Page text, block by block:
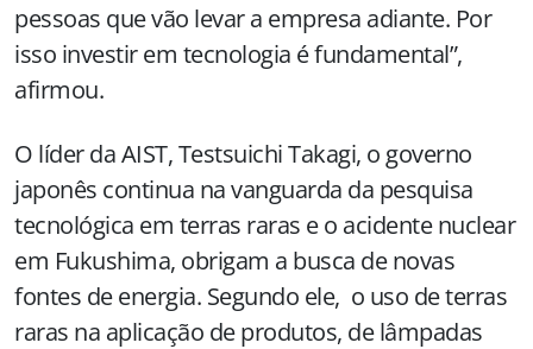
pessoas que vão levar a empresa adiante. Por
isso investir em tecnologia é fundamental”,
afirmou.
O líder da AIST, Testsuichi Takagi, o governo
japonês continua na vanguarda da pesquisa
tecnológica em terras raras e o acidente nuclear
em Fukushima, obrigam a busca de novas
fontes de energia. Segundo ele, o uso de terras
raras na aplicação de produtos, de lâmpadas